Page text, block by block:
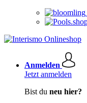
Anmelden
Jetzt anmelden
Bist du neu hier?